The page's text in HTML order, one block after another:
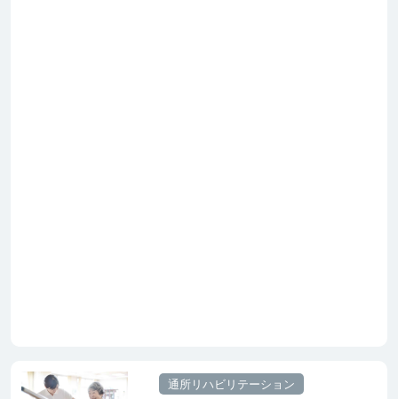
通所リハビリテーション